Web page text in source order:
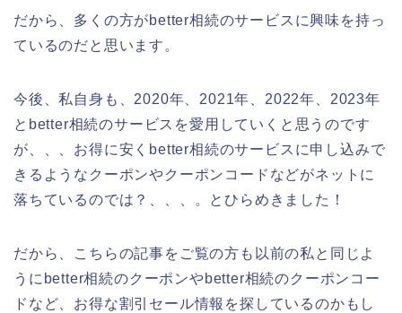
だから、多くの方がbetter相続のサービスに興味を持っ
ているのだと思います。
今後、私自身も、2020年、2021年、2022年、2023年
とbetter相続のサービスを愛用していくと思うのです
が、、、お得に安くbetter相続のサービスに申し込みで
きるようなクーポンやクーポンコードなどがネットに
落ちているのでは？、、、。とひらめきました！
だから、こちらの記事をご覧の方も以前の私と同じよ
うにbetter相続のクーポンやbetter相続のクーポンコー
ドなど、お得な割引セール情報を探しているのかもし